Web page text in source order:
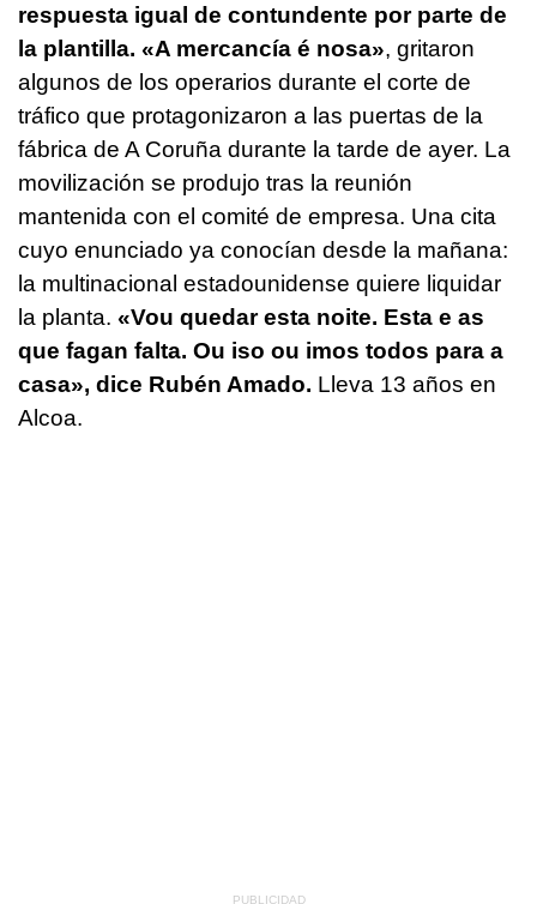
respuesta igual de contundente por parte de
la plantilla. «A mercancía é nosa», gritaron
algunos de los operarios durante el corte de
tráfico que protagonizaron a las puertas de la
fábrica de A Coruña durante la tarde de ayer. La
movilización se produjo tras la reunión
mantenida con el comité de empresa. Una cita
cuyo enunciado ya conocían desde la mañana:
la multinacional estadounidense quiere liquidar
la planta. «Vou quedar esta noite. Esta e as
que fagan falta. Ou iso ou imos todos para a
casa», dice Rubén Amado. Lleva 13 años en
Alcoa.